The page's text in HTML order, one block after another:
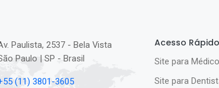
Paulista, 2537 - Bela Vista
Paulo | SP - Brasil
(11) 3801-3605
Acesso Rápido
Site para Médico
Site para